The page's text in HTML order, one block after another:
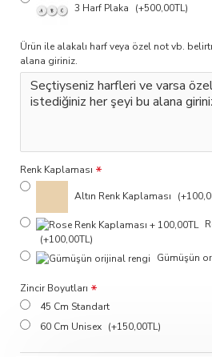
3 Harf Plaka (+500,00TL)
Ürün ile alakalı harf veya özel not vb.
alana giriniz.
Renk Kaplaması
Altın Renk Kaplaması
(+100,00TL)
Gümüşün
Zincir Boyutları
45 Cm Standart
60 Cm Unisex (+150,00TL)